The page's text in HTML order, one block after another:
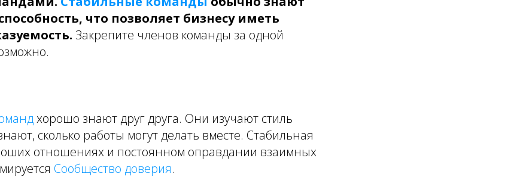
что позволяет бизнесу иметь
Закрепите членов команды за одной
хорошо знают друг друга. Они изучают стиль
сколько работы могут делать вместе. Стабильная
отношениях и постоянном оправдании взаимных
Сообщество доверия.